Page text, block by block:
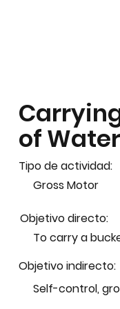
of Water
Tipo de actividad:
Gross Motor
Objetivo directo:
To carry a
Objetivo indirecto:
Self-control,